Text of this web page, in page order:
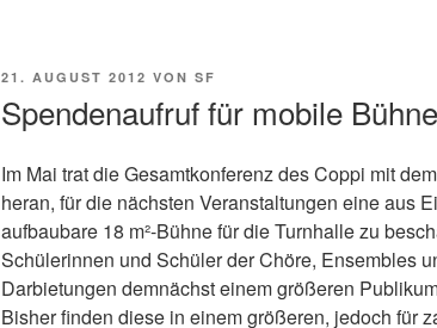
VERÖFFENTLICHT
21. AUGUST 2012 VON SF
Spendenaufruf für mobile Bühne
Im Mai trat die Gesamtkonferenz des Coppi mit
heran, für die nächsten Veranstaltungen eine aus
aufbaubare 18 m²-Bühne für die Turnhalle zu
Schülerinnen und Schüler der Chöre, Ensembles
Darbietungen demnächst einem größeren
Bisher finden diese in einem größeren, jedoch für